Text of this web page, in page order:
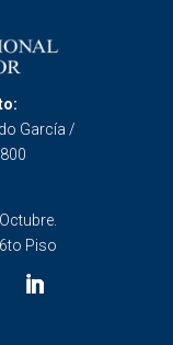
García /
Piso